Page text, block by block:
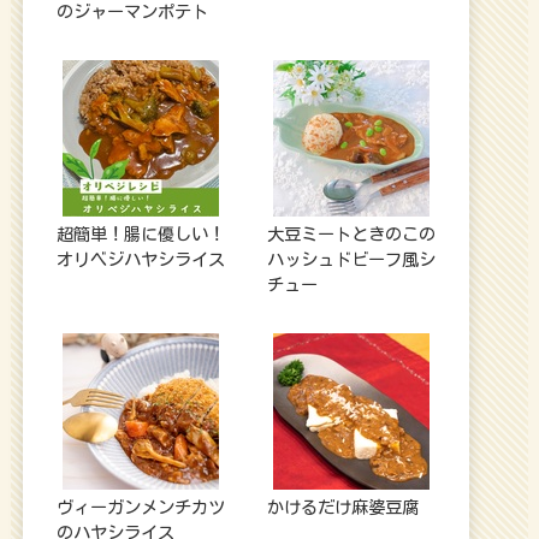
のジャーマンポテト
超簡単！腸に優しい！
オリベジハヤシライス
大豆ミートときのこの
ハッシュドビーフ風シ
チュー
ヴィーガンメンチカツ
のハヤシライス
かけるだけ麻婆豆腐